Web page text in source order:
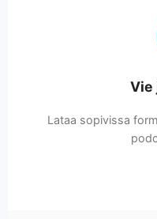
Vie
Lataa sopivissa